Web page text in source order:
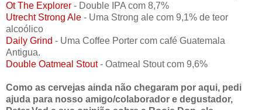
Ot The Explorer - Double IPA com 8,7%
Utrecht Strong Ale - Uma Strong ale com 9,1% de teor
alcoólico
Daily Grind - Uma Coffee Porter com café Guatemala
Antigua.
Double Oatmeal Stout- Oatmeal Stout com 9,6%
Como as cervejas ainda não chegaram por aqui, pedi
ajuda para nosso amigo/colaborador e degustador,